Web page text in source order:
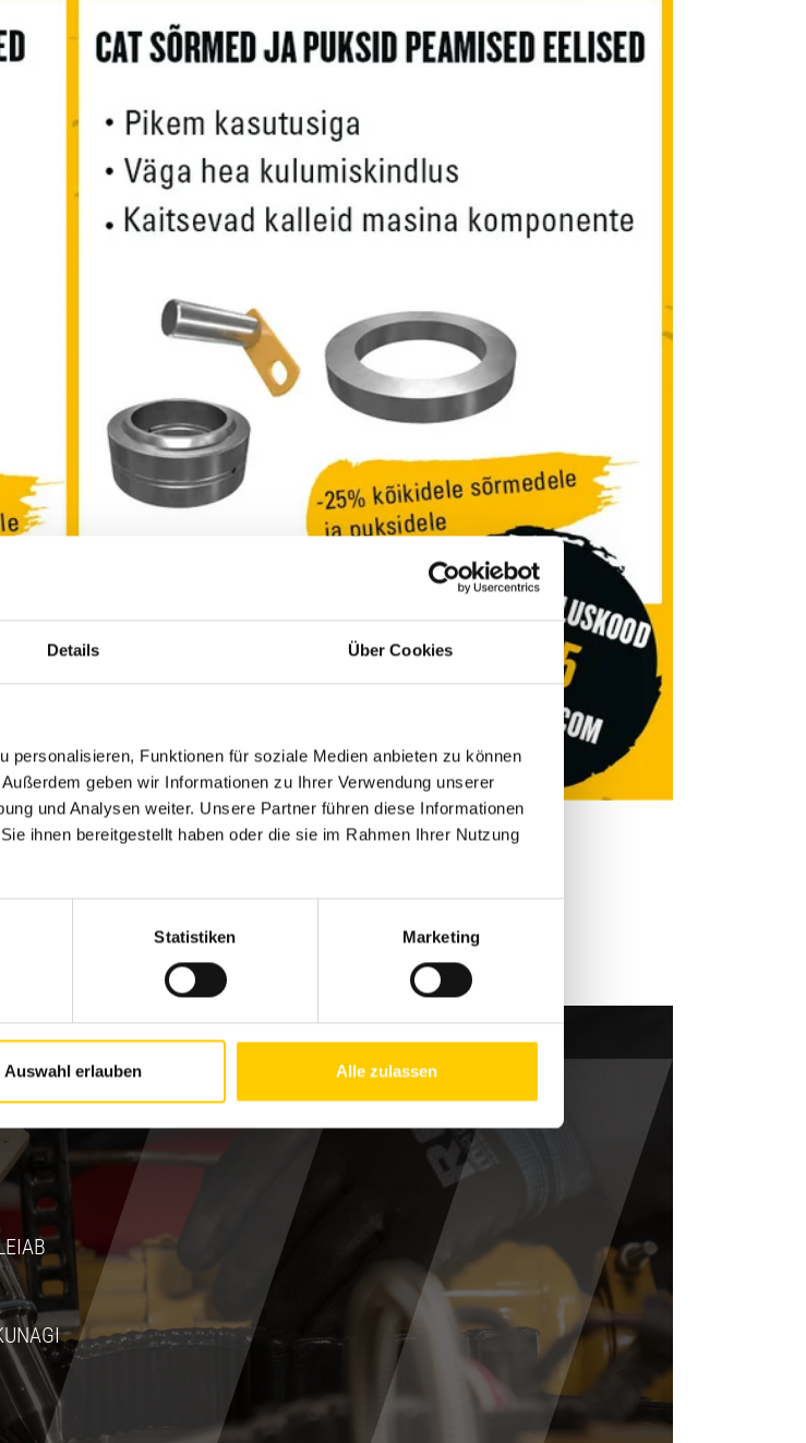
Details Über Cookies
personalisieren, Funktionen für soziale Medien anbieten zu können
geben wir Informationen zu Ihrer Verwendung unserer
und Analysen weiter. Unsere Partner führen diese Informationen
ihnen bereitgestellt haben oder die sie im Rahmen Ihrer Nutzung
Statistiken Marketing
Auswahl erlauben Alle zulassen
2026.